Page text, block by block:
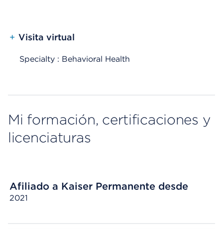
+ Visita virtual
Specialty : Behavioral Health
Mi formación, certificaciones y
licenciaturas
Afiliado a Kaiser Permanente desde
2021